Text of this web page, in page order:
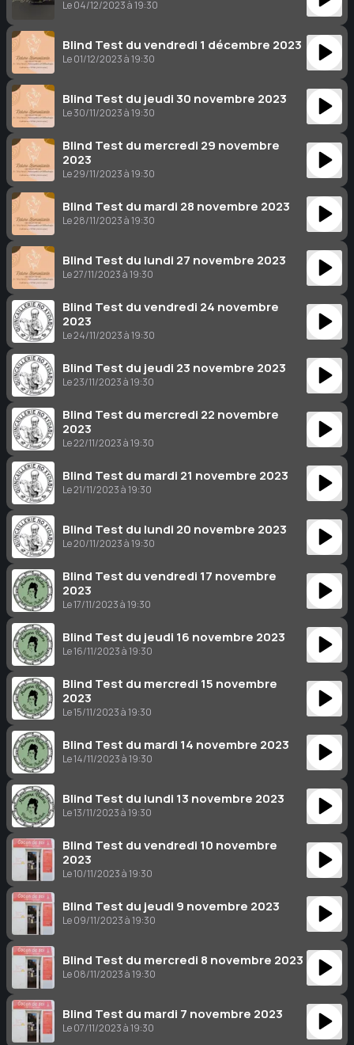
Le 04/12/2023 à 19:30
Blind Test du vendredi 1 décembre 2023
Le 01/12/2023 à 19:30
Blind Test du jeudi 30 novembre 2023
Le 30/11/2023 à 19:30
Blind Test du mercredi 29 novembre
2023
Le 29/11/2023 à 19:30
Blind Test du mardi 28 novembre 2023
Le 28/11/2023 à 19:30
Blind Test du lundi 27 novembre 2023
Le 27/11/2023 à 19:30
Blind Test du vendredi 24 novembre
2023
Le 24/11/2023 à 19:30
Blind Test du jeudi 23 novembre 2023
Le 23/11/2023 à 19:30
Blind Test du mercredi 22 novembre
2023
Le 22/11/2023 à 19:30
Blind Test du mardi 21 novembre 2023
Le 21/11/2023 à 19:30
Blind Test du lundi 20 novembre 2023
Le 20/11/2023 à 19:30
Blind Test du vendredi 17 novembre
2023
Le 17/11/2023 à 19:30
Blind Test du jeudi 16 novembre 2023
Le 16/11/2023 à 19:30
Blind Test du mercredi 15 novembre
2023
Le 15/11/2023 à 19:30
Blind Test du mardi 14 novembre 2023
Le 14/11/2023 à 19:30
Blind Test du lundi 13 novembre 2023
Le 13/11/2023 à 19:30
Blind Test du vendredi 10 novembre
2023
Le 10/11/2023 à 19:30
Blind Test du jeudi 9 novembre 2023
Le 09/11/2023 à 19:30
Blind Test du mercredi 8 novembre 2023
Le 08/11/2023 à 19:30
Blind Test du mardi 7 novembre 2023
Le 07/11/2023 à 19:30